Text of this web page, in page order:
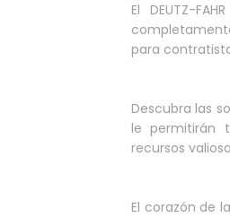
El DEUTZ-
para
Descubra las
le permitirán
recursos
El corazón de